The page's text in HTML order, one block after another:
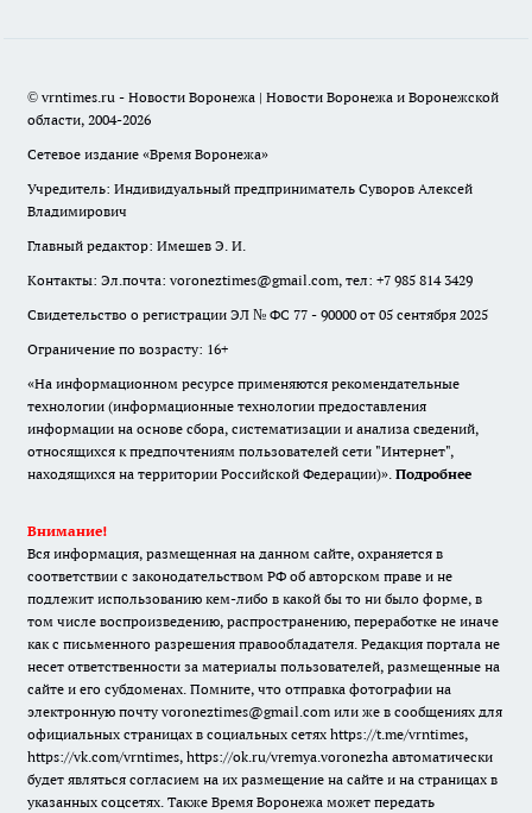
© vrntimes.ru - Новости Воронежа | Новости Воронежа и Воронежской
области, 2004-2026
Сетевое издание «Время Воронежа»
Учредитель: Индивидуальный предприниматель Суворов Алексей
Владимирович
Главный редактор: Имешев Э. И.
Контакты: Эл.почта: voroneztimes@gmail.com, тел: +7 985 814 3429
Свидетельство о регистрации ЭЛ № ФС 77 - 90000 от 05 сентября 2025
Ограничение по возрасту: 16+
«На информационном ресурсе применяются рекомендательные
технологии (информационные технологии предоставления
информации на основе сбора, систематизации и анализа сведений,
относящихся к предпочтениям пользователей сети "Интернет",
находящихся на территории Российской Федерации)». Подробнее
Внимание!
Вся информация, размещенная на данном сайте, охраняется в
соответствии с законодательством РФ об авторском праве и не
подлежит использованию кем-либо в какой бы то ни было форме, в
том числе воспроизведению, распространению, переработке не иначе
как с письменного разрешения правообладателя. Редакция портала не
несет ответственности за материалы пользователей, размещенные на
сайте и его субдоменах. Помните, что отправка фотографии на
электронную почту voroneztimes@gmail.com или же в сообщениях для
официальных страницах в социальных сетях https://t.me/vrntimes,
https://vk.com/vrntimes, https://ok.ru/vremya.voronezha автоматически
будет являться согласием на их размещение на сайте и на страницах в
указанных соцсетях. Также Время Воронежа может передать